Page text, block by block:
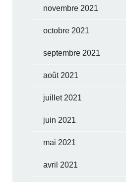
novembre 2021
octobre 2021
septembre 2021
août 2021
juillet 2021
juin 2021
mai 2021
avril 2021